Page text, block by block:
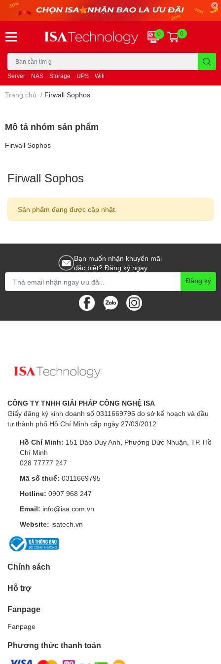
Server NAS Storage UPS Wifi
0 0
Trang chủ / Firwall Sophos
Mô tả nhóm sản phẩm
Firwall Sophos
Firwall Sophos
Sản phẩm đang được cập nhật.
Bạn muốn nhận khuyến mãi
đặc biệt? Đăng ký ngay.
Đăng ký
CÔNG TY TNHH GIẢI PHÁP CÔNG NGHỆ ISA
Giấy đăng ký kinh doanh số 0311669795 do sở kế hoạch và đầu
tư thành phố Hồ Chí Minh cấp ngày 27/03/2012
Hồ Chí Minh: 151 Đào Duy Anh, Phường Đức Nhuận, TP. Hồ
Chí Minh
028 77777 247
Mã số thuế: 0311669795
Hotline: 0907 968 247
Email: info@isa.com.vn
Website: isatech.vn
Chính sách
Hỗ trợ
Fanpage
Fanpage
Phương thức thanh toán